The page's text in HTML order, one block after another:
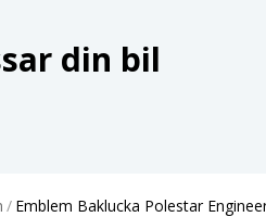
din bil
/ Emblem Baklucka Polestar